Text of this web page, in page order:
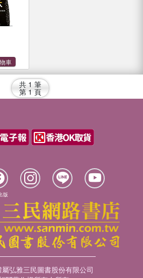
共 1 筆
第 1 頁
版
弘雅三民圖書股份有限公司